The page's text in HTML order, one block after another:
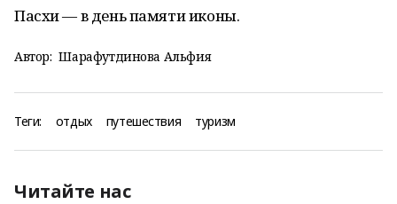
Пасхи — в день памяти иконы.
Автор: Шарафутдинова Альфия
Теги: отдых путешествия туризм
Читайте нас